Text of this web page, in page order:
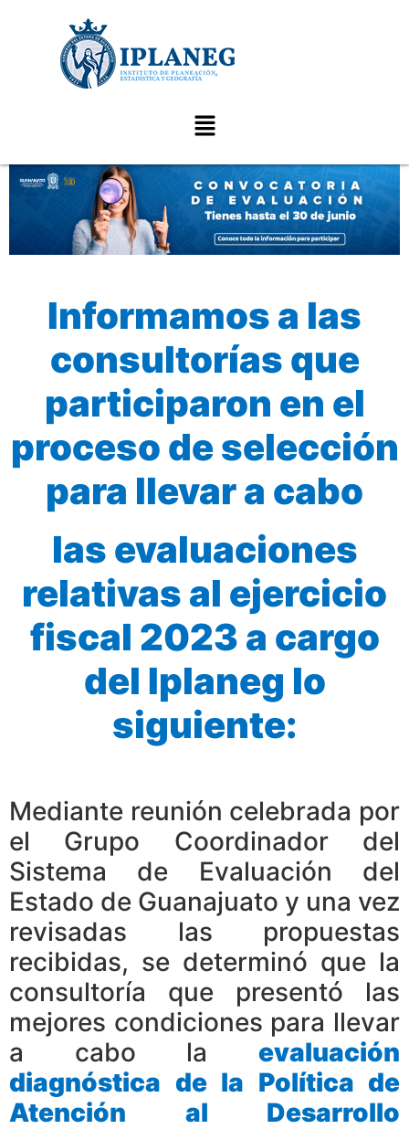
Informamos a las
consultorías que
participaron en el
proceso de selección
para llevar a cabo
las evaluaciones
relativas al ejercicio
fiscal 2023 a cargo
del Iplaneg lo
siguiente:
Mediante reunión celebrada por
el Grupo Coordinador del
Sistema de Evaluación del
Estado de Guanajuato y una vez
revisadas las propuestas
recibidas, se determinó que la
consultoría que presentó las
mejores condiciones para llevar
a cabo la evaluación
diagnóstica de la Política de
Atención al Desarrollo